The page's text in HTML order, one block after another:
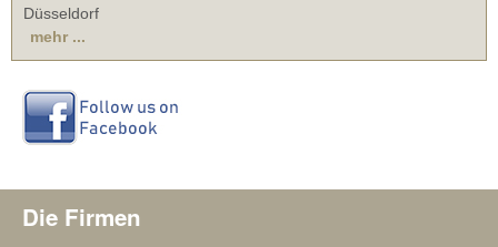
Düsseldorf
mehr ...
Die Firmen